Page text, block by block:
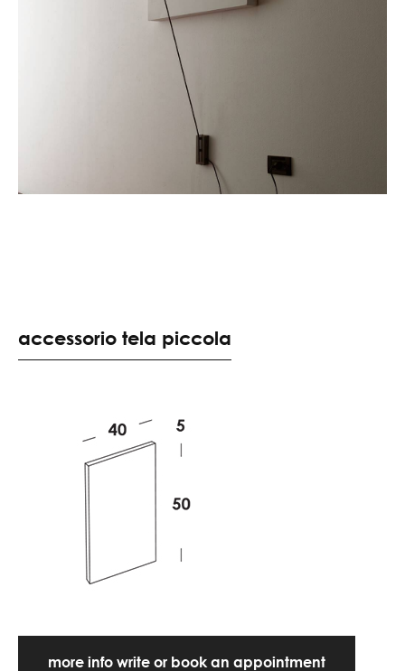
accessorio tela piccola
more info write or book an appointment